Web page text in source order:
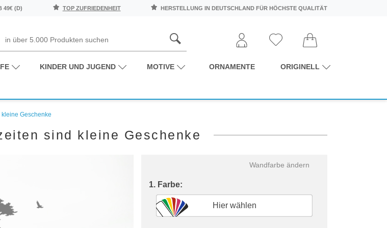
49€ (D) TOP ZUFRIEDENHEIT HERSTELLUNG IN DEUTSCHLAND FÜR HÖCHSTE QUALITÄT
KINDER UND JUGEND MOTIVE ORNAMENTE ORIGINELL
Geschenke
sind kleine Geschenke
Wandfarbe ändern
1. Farbe:
Hier wählen